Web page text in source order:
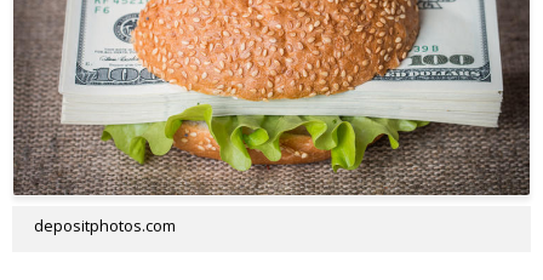
depositphotos.com